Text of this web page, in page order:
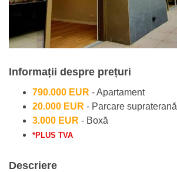
Informații despre prețuri
790.000 EUR - Apartament
20.000 EUR - Parcare supraterană
3.000 EUR - Boxă
*PLUS TVA
Descriere